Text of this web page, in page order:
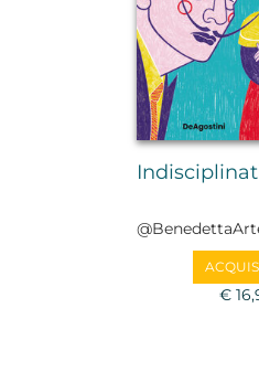
Benedetta
€